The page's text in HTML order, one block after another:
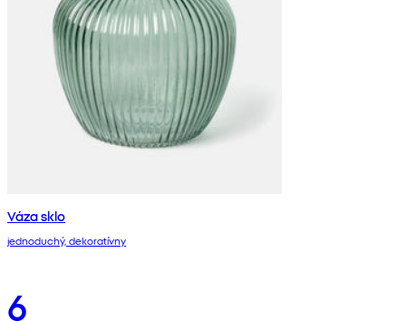
Váza sklo
jednoduchý, dekoratívny
6